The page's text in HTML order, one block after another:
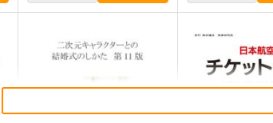
A5サイズの薄い
る手搬入ツール